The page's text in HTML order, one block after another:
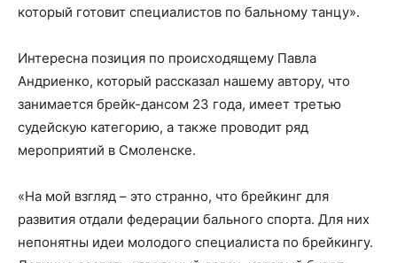
который готовит специалистов по бальному танцу».
Интересна позиция по происходящему Павла
Андриенко, который рассказал нашему автору, что
занимается брейк-дансом 23 года, имеет третью
судейскую категорию, а также проводит ряд
мероприятий в Смоленске.
«На мой взгляд – это странно, что брейкинг для
развития отдали федерации бального спорта. Для них
непонятны идеи молодого специалиста по брейкингу.